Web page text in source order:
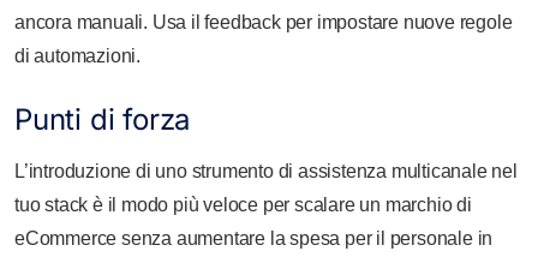
ancora manuali. Usa il feedback per impostare nuove regole
di automazioni.
Punti di forza
L’introduzione di uno strumento di assistenza multicanale nel
tuo stack è il modo più veloce per scalare un marchio di
eCommerce senza aumentare la spesa per il personale in